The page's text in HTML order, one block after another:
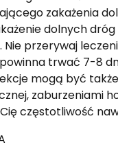
zakażenia
dolnych
przerywaj
trwać 7-8
mogą być
zaburzeniami
częstotliwość